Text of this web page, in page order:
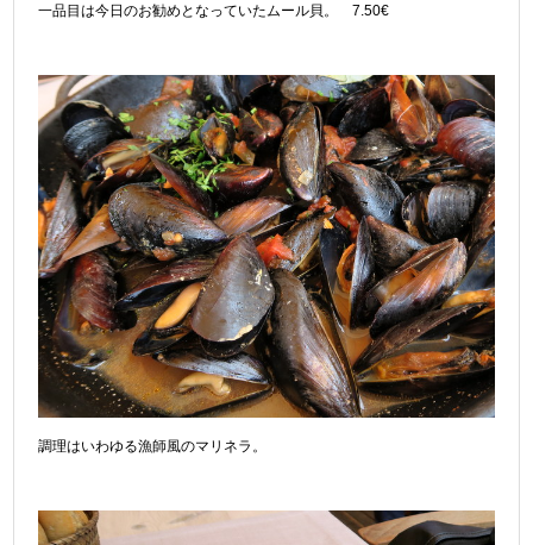
一品目は今日のお勧めとなっていたムール貝。 7.50€
調理はいわゆる漁師風のマリネラ。